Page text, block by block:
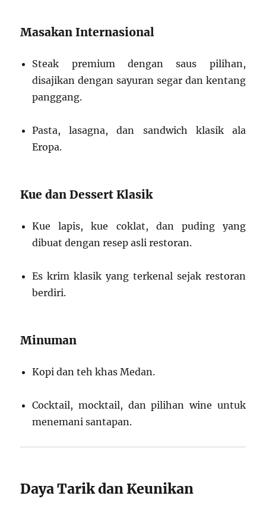
Masakan Internasional
Steak premium dengan saus pilihan,
disajikan dengan sayuran segar dan kentang
panggang.
Pasta, lasagna, dan sandwich klasik ala
Eropa.
Kue dan Dessert Klasik
Kue lapis, kue coklat, dan puding yang
dibuat dengan resep asli restoran.
Es krim klasik yang terkenal sejak restoran
berdiri.
Minuman
Kopi dan teh khas Medan.
Cocktail, mocktail, dan pilihan wine untuk
menemani santapan.
Daya Tarik dan Keunikan